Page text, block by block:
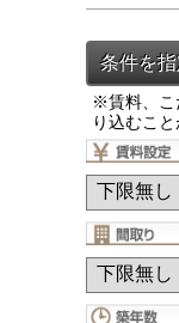
※賃料、こ
り込むこと